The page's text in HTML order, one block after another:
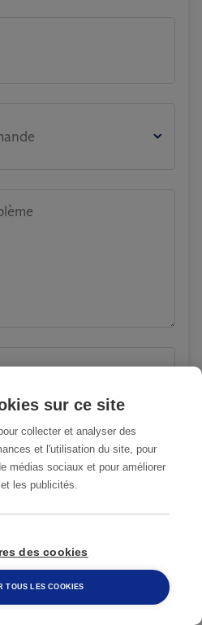
coordonnées soient
uniquement pour la
à l'envoi de ce
ne seront pas
savoir plus : voir les
d'Utilisation
sur ce site
collecter et analyser des
et l'utilisation du site, pour
médias sociaux et pour améliorer
les publicités.
des cookies
TOUS LES COOKIES